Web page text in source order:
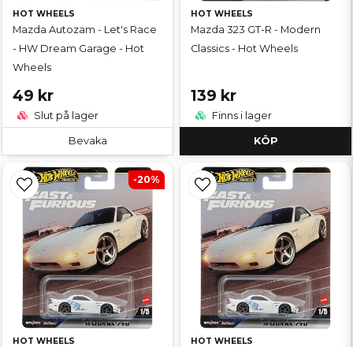
HOT WHEELS
Mazda Autozam - Let's Race
- HW Dream Garage - Hot
Wheels
49 kr
Slut på lager
Bevaka
HOT WHEELS
Mazda 323 GT-R - Modern
Classics - Hot Wheels
139 kr
Finns i lager
KÖP
HOT WHEELS
-20%
HOT WHEELS